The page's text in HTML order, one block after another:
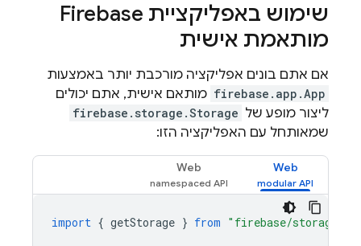
שימוש באפליקציית Firebase
מותאמת אישית
אם אתם בונים אפליקציה מורכבת יותר באמצעות
firebase.app.App מותאם אישית, אתם יכולים
ליצור מופע של firebase.storage.Storage
שמאותחל עם האפליקציה הזו:
Web
Web
import { getStorage } from "firebase/storage"